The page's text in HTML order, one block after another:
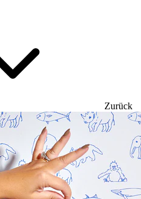
Zurück